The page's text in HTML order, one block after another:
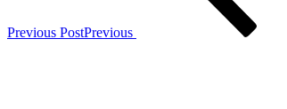
Previous PostPrevious